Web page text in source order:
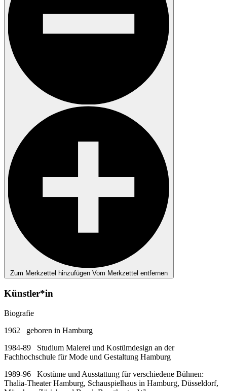
Zum Merkzettel hinzufügen Vom Merkzettel entfernen
Künstler*in
Biografie
1962 geboren in Hamburg
1984-89 Studium Malerei und Kostümdesign an der
Fachhochschule für Mode und Gestaltung Hamburg
1989-96 Kostüme und Ausstattung für verschiedene Bühnen:
Thalia-Theater Hamburg, Schauspielhaus in Hamburg, Düsseldorf,